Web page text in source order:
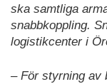
ska samtliga
snabbkoppling.
logistikcenter i
– För styrning av